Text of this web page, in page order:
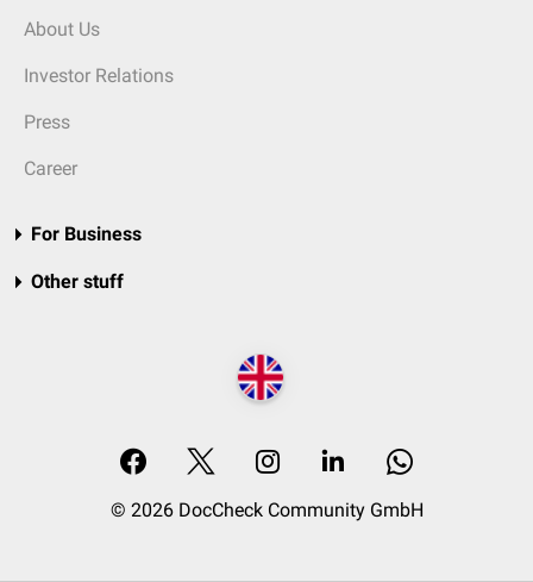
About Us
Investor Relations
Press
Career
For Business
Other stuff
© 2026 DocCheck Community GmbH